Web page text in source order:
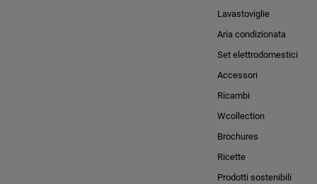
Lavastoviglie
Aria condizionata
Set elettrodomestici
Accessori
Ricambi
Wcollection
Brochures
Ricette
Prodotti sostenibili